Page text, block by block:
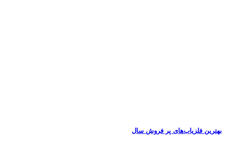
بهترین فلزیاب‌های پر فروش سال